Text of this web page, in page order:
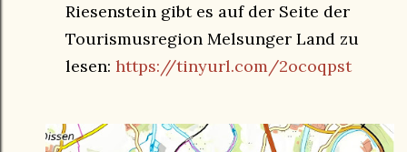
Riesenstein gibt es auf der Seite der
Tourismusregion Melsunger Land zu
lesen: https://tinyurl.com/2ocoqpst